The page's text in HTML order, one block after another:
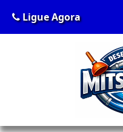
Ligue Agora